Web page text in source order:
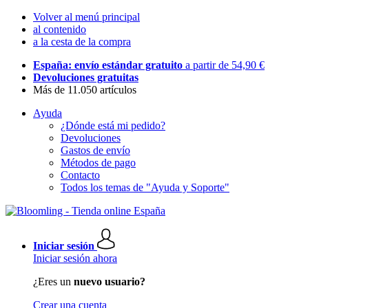
Volver al menú principal
al contenido
a la cesta de la compra
España: envío estándar gratuito a partir de 54,90 €
Devoluciones gratuitas
Más de 11.050 artículos
Ayuda
¿Dónde está mi pedido?
Devoluciones
Gastos de envío
Métodos de pago
Contacto
Todos los temas de "Ayuda y Soporte"
Iniciar sesión
Iniciar sesión ahora
¿Eres un nuevo usuario?
Crear una cuenta